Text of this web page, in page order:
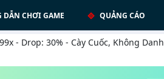
DẪN CHƠI GAME QUẢNG CÁO
- Drop: 30% - Cày Cuốc, Không Danh